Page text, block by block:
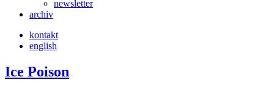
newsletter
archiv
kontakt
english
Ice Poison